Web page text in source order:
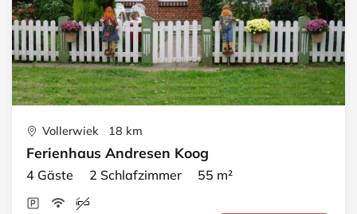
Vollerwiek 18 km
Ferienhaus Andresen Koog
4 Gäste 2 Schlafzimmer 55 m²